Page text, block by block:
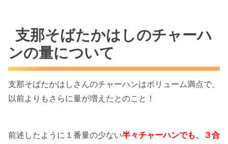
支那そばたかはしのチャーハ
ンの量について
支那そばたかはしさんのチャーハンはボリューム満点で、
以前よりもさらに量が増えたとのこと！
前述したように１番量の少ない半々チャーハンでも、３合